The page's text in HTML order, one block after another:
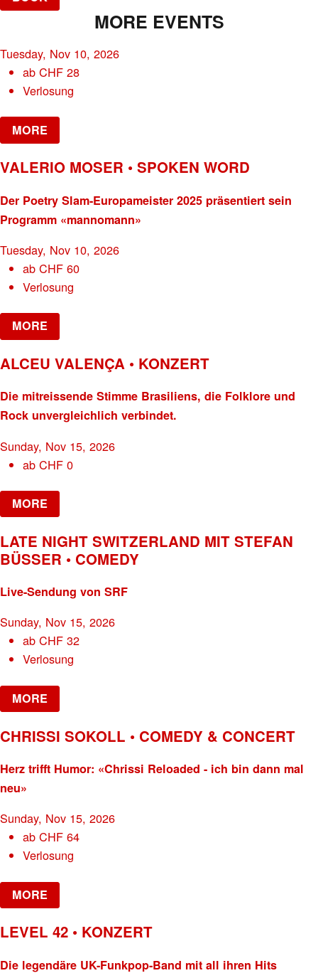
MORE EVENTS
Tuesday, Nov 10, 2026
abCHF 28
Verlosung
MORE
VALERIO MOSER • SPOKEN WORD
Der Poetry Slam-Europameister 2025 präsentiert sein
Programm «mannomann»
Tuesday, Nov 10, 2026
abCHF 60
Verlosung
MORE
ALCEU VALENÇA • KONZERT
Die mitreissende Stimme Brasiliens, die Folklore und
Rock unvergleichlich verbindet.
Sunday, Nov 15, 2026
abCHF 0
MORE
LATE NIGHT SWITZERLAND MIT STEFAN
BÜSSER • COMEDY
Live-Sendung von SRF
Sunday, Nov 15, 2026
abCHF 32
Verlosung
MORE
CHRISSI SOKOLL • COMEDY & CONCERT
Herz trifft Humor: «Chrissi Reloaded - ich bin dann mal
neu»
Sunday, Nov 15, 2026
abCHF 64
Verlosung
MORE
LEVEL 42 • KONZERT
Die legendäre UK-Funkpop-Band mit all ihren Hits